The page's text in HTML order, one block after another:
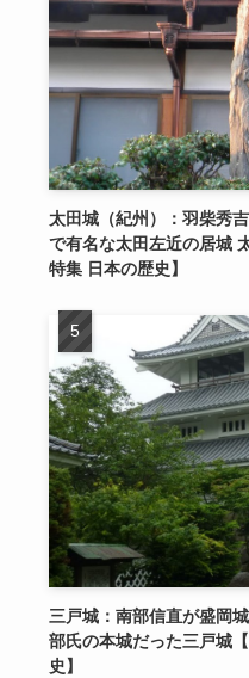
太田城（紀州）：羽柴秀
で有名な太田左近の居城
特集 日本の歴史】
三戸城：南部信直が盛岡
部氏の本城だった三戸城
史】